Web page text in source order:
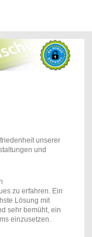
unserer
und
zu erfahren. Ein
Lösung mit
sehr bemüht, ein
einzusetzen.